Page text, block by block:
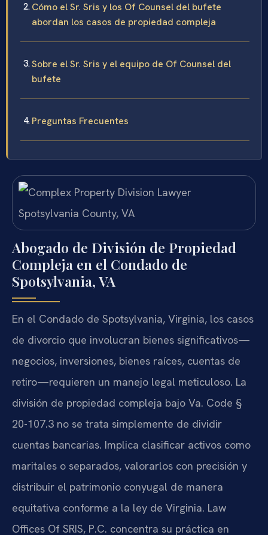
Cómo el Sr. Sris y los Of Counsel del bufete
abordan los casos de propiedad compleja
Sobre el Sr. Sris y el equipo de Of Counsel del
bufete
Preguntas Frecuentes
Abogado de División de Propiedad
Compleja en el Condado de
Spotsylvania, VA
En el Condado de Spotsylvania, Virginia, los casos
de divorcio que involucran bienes significativos—
negocios, inversiones, bienes raíces, cuentas de
retiro—requieren un manejo legal meticuloso. La
división de propiedad compleja bajo Va. Code §
20-107.3 no se trata simplemente de dividir
cuentas bancarias. Implica clasificar activos como
maritales o separados, valorarlos con precisión y
distribuir el patrimonio conyugal de manera
equitativa conforme a la ley de Virginia. Law
Offices Of SRIS, P.C. concentra su práctica en